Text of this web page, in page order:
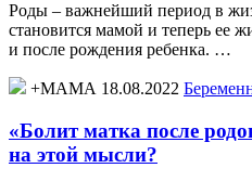
Роды – важнейший период в
становится мамой и теперь ее
и после рождения ребенка. …
+МАМА 18.08.2022
«Болит матка после
на этой мысли?